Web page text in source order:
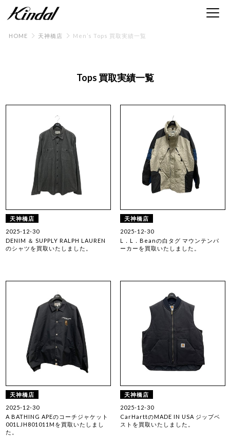
HOME 天神橋店 Men’s Tops 買取実績一覧
Tops 買取実績一覧
天神橋店
2025-12-30
DENIM ＆ SUPPLY RALPH LAUREN
のシャツを買取いたしました。
天神橋店
2025-12-30
L．L．Beanの白タグ マウンテンパ
ーカーを買取いたしました。
天神橋店
2025-12-30
A BATHING APEのコーチジャケット
001LJH801011Mを買取いたしまし
た。
天神橋店
2025-12-30
CarHarttのMADE IN USA ジップベ
ストを買取いたしました。